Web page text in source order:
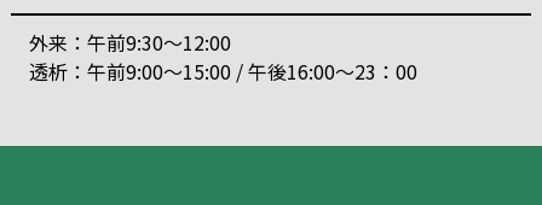
外来：午前9:30～12:00
透析：午前9:00～15:00 / 午後16:00～23：00